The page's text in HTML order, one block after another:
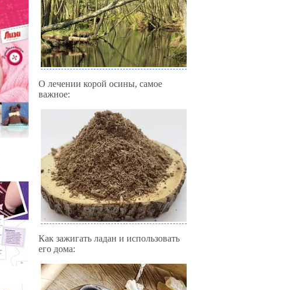
О лечении корой осины, самое
важное:
Как зажигать ладан и использовать
его дома: